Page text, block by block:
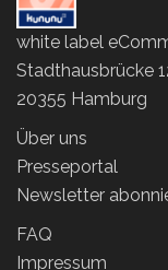
white label
Stadthausbrücke
20355 Hamburg
Über uns
Presseportal
Newsletter
FAQ
Impressum